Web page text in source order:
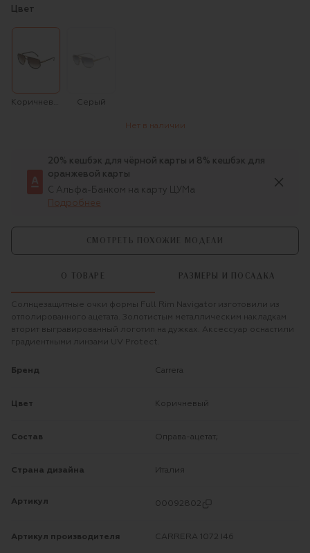
Цвет
Серый
Нет в наличии
20% кешбэк для чёрной карты и 8% кешбэк для
оранжевой карты
С Альфа-Банком на карту ЦУМа
Подробнее
СМОТРЕТЬ ПОХОЖИЕ МОДЕЛИ
О ТОВАРЕ РАЗМЕРЫ И ПОСАДКА
Солнцезащитные очки формы Full Rim Navigator изготовили из
отполированного ацетата. Золотистым металлическим накладкам
вторит выгравированный логотип на дужках. Аксессуар оснастили
градиентными линзами UV Protect.
Бренд Carrera
Цвет Коричневый
Состав Оправа-ацетат;
Страна дизайна Италия
Артикул 00092802
Артикул производителя CARRERA 1072 I46